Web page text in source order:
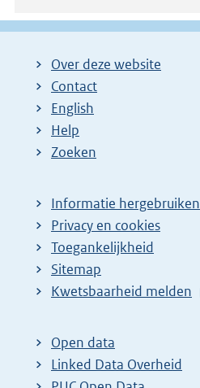
Over deze website
Contact
English
Help
Zoeken
Informatie hergebruiken
Privacy en cookies
Toegankelijkheid
Sitemap
E
t
e
r
Kwetsbaarheid melden
Open data
Linked Data Overheid